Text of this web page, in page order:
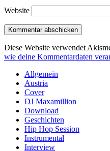
Website
Diese Website verwendet
wie deine Kommentardaten
Sidebar
Allgemein
Austria
Cover
DJ Maxamillion
Download
Geschichten
Hip Hop Session
Instrumental
Interview